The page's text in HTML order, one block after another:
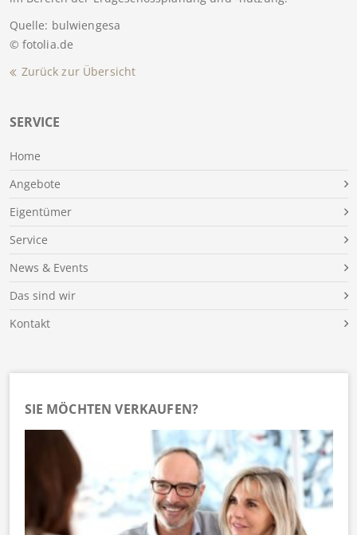
SERVICE
Home
Angebote
Eigentümer
Service
News & Events
Das sind wir
Kontakt
SIE MÖCHTEN VERKAUFEN?
Quelle: bulwiengesa
© fotolia.de
Zurück zur Übersicht